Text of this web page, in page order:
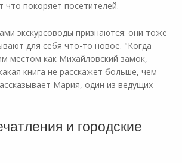
покоряет посетителей.
экскурсоводы признаются: они тоже
для себя что-то новое. "Когда
местом как Михайловский замок,
книга не расскажет больше, чем
Мария, один из ведущих
и городские